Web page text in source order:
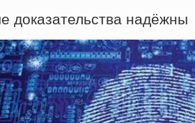
доказательства надёжны